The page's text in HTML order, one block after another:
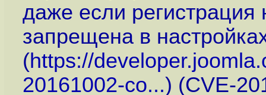
даже если регистрация
запрещена в
(https://
20161002-co...) (CVE-